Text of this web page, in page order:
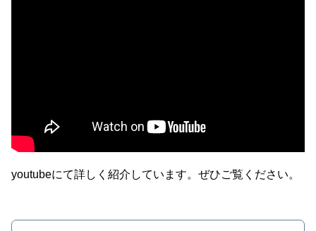
youtubeにて詳しく紹介しています。ぜひご覧ください。